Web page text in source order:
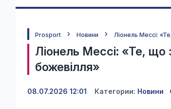
Prosport Новини Ліонель Мессі:
Ліонель Мессі: «Те, що
божевілля»
08.07.2026 12:01 Категории: Новини